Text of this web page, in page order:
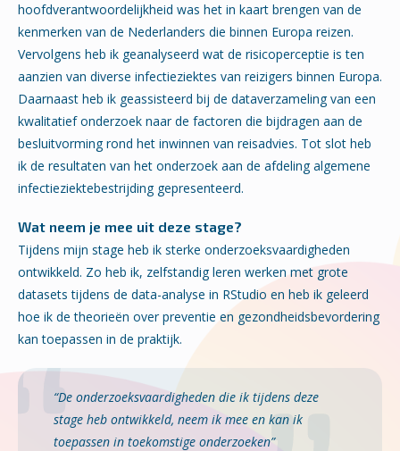
hoofdverantwoordelijkheid was het in kaart brengen van de
kenmerken van de Nederlanders die binnen Europa reizen.
Vervolgens heb ik geanalyseerd wat de risicoperceptie is ten
aanzien van diverse infectieziektes van reizigers binnen Europa.
Daarnaast heb ik geassisteerd bij de dataverzameling van een
kwalitatief onderzoek naar de factoren die bijdragen aan de
besluitvorming rond het inwinnen van reisadvies. Tot slot heb
ik de resultaten van het onderzoek aan de afdeling algemene
infectieziektebestrijding gepresenteerd.
Wat neem je mee uit deze stage?
Tijdens mijn stage heb ik sterke onderzoeksvaardigheden
ontwikkeld. Zo heb ik, zelfstandig leren werken met grote
datasets tijdens de data-analyse in RStudio en heb ik geleerd
hoe ik de theorieën over preventie en gezondheidsbevordering
kan toepassen in de praktijk.
“De onderzoeksvaardigheden die ik tijdens deze
stage heb ontwikkeld, neem ik mee en kan ik
toepassen in toekomstige onderzoeken”